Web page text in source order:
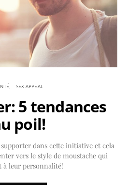
SEX APPEAL
5 tendances
poil!
dans cette initiative et cela
vers le style de moustache qui
à leur personnalité!